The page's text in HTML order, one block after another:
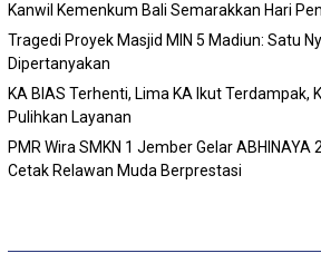
Kanwil Kemenkum Bali Semarakkan Hari
Tragedi Proyek Masjid MIN 5 Madiun: Satu
Dipertanyakan
KA BIAS Terhenti, Lima KA Ikut Terdampak,
Pulihkan Layanan
PMR Wira SMKN 1 Jember Gelar
Cetak Relawan Muda Berprestasi